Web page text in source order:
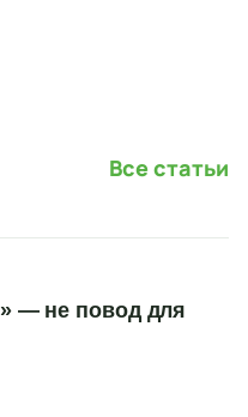
Все статьи
— не повод для